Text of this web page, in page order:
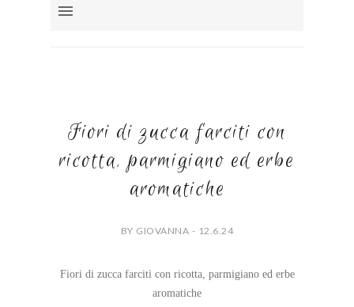
Fiori di zucca farciti con
ricotta, parmigiano ed erbe
aromatiche
BY GIOVANNA - 12.6.24
Fiori di zucca farciti con ricotta, parmigiano ed erbe
aromatiche